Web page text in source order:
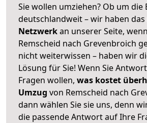
Sie wollen umziehen? Ob um die
deutschlandweit – wir haben das
Netzwerkan unserer Seite,
Remscheid nach Grevenbroich
nicht weiterwissen – haben wir
Lösung für Sie! Wenn Sie
Fragen wollen, was kostet
Umzug von Remscheid nach
dann wählen Sie sie uns, denn
die passende Antwort auf Ihre